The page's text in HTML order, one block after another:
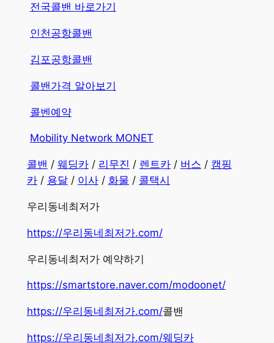
전국콜밴 바로가기
인천공항콜밴
김포공항콜밴
콜밴가격 알아보기
콜벤예약
Mobility Network MONET
콜밴 / 웨딩카/ 리무진 / 렌트카/ 버스 / 캠핑
카/ 용달/ 이사/ 화물 / 콜택시
우리동네최저가
https://우리동네최저가.com/
우리동네최저가 예약하기
https://smartstore.naver.com/modoonet/
https://우리동네최저가.com/콜밴
https://우리동네최저가.com/웨딩카